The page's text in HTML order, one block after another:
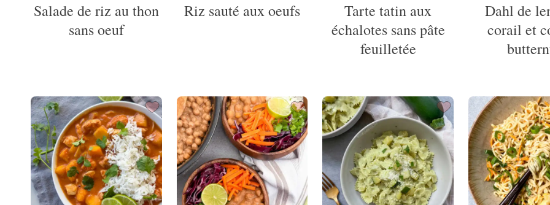
Salade de riz au thon
sans oeuf
Riz sauté aux oeufs
Tarte tatin aux
échalotes sans pâte
feuilletée
Dahl de
corail et